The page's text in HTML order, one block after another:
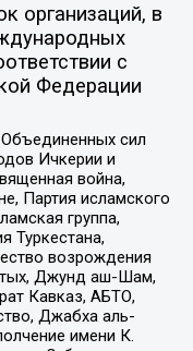
организаций, в
с
Федерации
сил
Ичкерии и
война,
Партия исламского
группа,
Туркестана,
возрождения
Джунд аш-Шам,
Кавказ, АБТО,
Джабха аль-
имени К.